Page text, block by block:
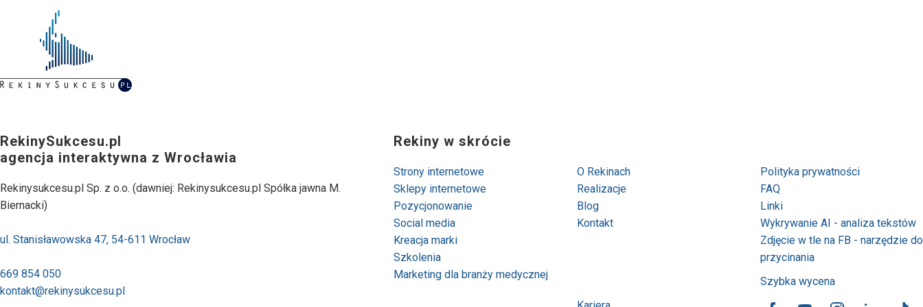
RekinySukcesu.pl
agencja interaktywna z Wrocławia
Rekinysukcesu.pl Sp. z o.o. (dawniej: Rekinysukcesu.pl Spółka jawna M.
Biernacki)
ul. Stanisławowska 47, 54-611 Wrocław
669 854 050
kontakt@rekinysukcesu.pl
Rekiny w skrócie
Strony internetowe
Sklepy internetowe
Pozycjonowanie
Social media
Kreacja marki
Szkolenia
Marketing dla branży medycznej
O Rekinach
Realizacje
Blog
Kontakt
Polityka prywatności
FAQ
Linki
Wykrywanie AI - analiza tekstów
Zdjęcie w tle na FB - narzędzie do
przycinania
Szybka wycena